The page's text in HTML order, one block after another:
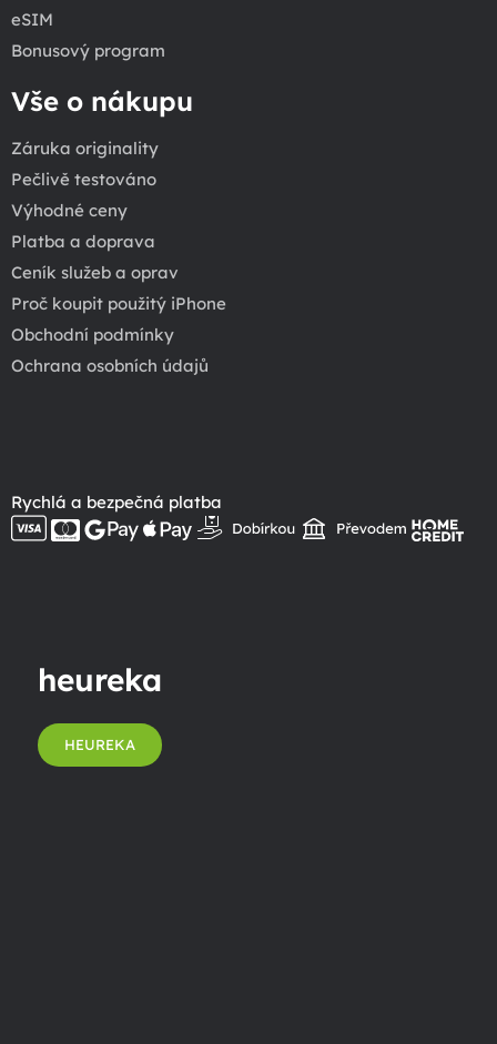
eSIM
Bonusový program
Vše o nákupu
Záruka originality
Pečlivě testováno
Výhodné ceny
Platba a doprava
Ceník služeb a oprav
Proč koupit použitý iPhone
Obchodní podmínky
Ochrana osobních údajů
Rychlá a bezpečná platba
heureka
HEUREKA